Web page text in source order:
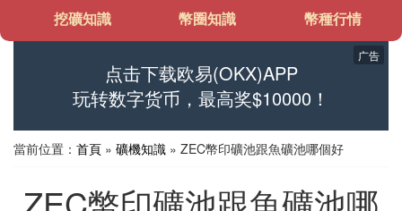
挖礦知識 幣圈知識 幣種行情
点击下载欧易(OKX)APP
玩转数字货币，最高奖$10000！
广告
當前位置： 首頁 » 礦機知識 » ZEC幣印礦池跟魚礦池哪個好